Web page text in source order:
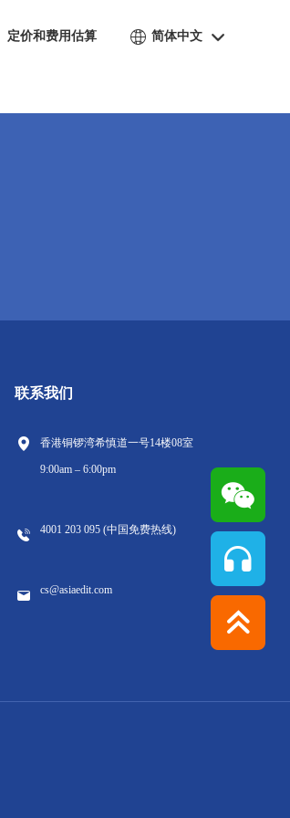
定价和费用估算 简体中文
联系我们
香港铜锣湾希慎道一号14楼08室
9:00am – 6:00pm
4001 203 095 (中国免费热线)
cs@asiaedit.com